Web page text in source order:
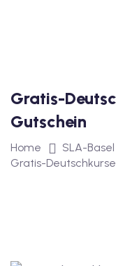
Deutsch B1
Deutsch B2
Gratis-
Gutschein
Home
SLA-Basel
Gratis-